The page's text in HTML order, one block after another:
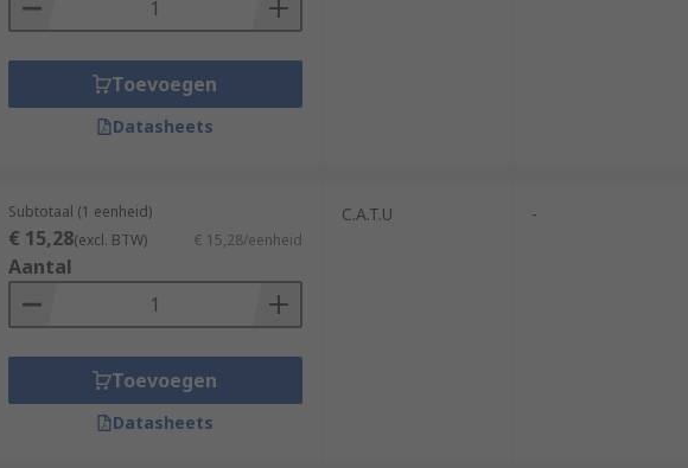
Toevoegen
Datasheets
Subtotaal (1 eenheid)
€ 15,28(excl. BTW) € 15,28/eenheid
Aantal
Toevoegen
Datasheets
C.A.T.U -